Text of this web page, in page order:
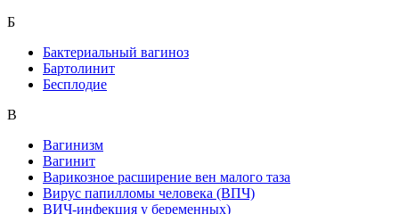
Б
Бактериальный вагиноз
Бартолинит
Бесплодие
В
Вагинизм
Вагинит
Варикозное расширение вен малого таза
Вирус папилломы человека (ВПЧ)
ВИЧ-инфекция у беременных)